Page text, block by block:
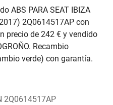
ABS PARA SEAT IBIZA
2Q0614517AP con
precio de 242 € y vendido
Recambio
verde) con garantía.
2Q0614517AP